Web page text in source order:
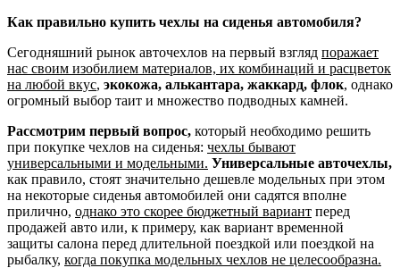
Как правильно купить чехлы на сиденья автомобиля?
Сегодняшний рынок авточехлов на первый взгляд поражает
нас своим изобилием материалов, их комбинаций и расцветок
на любой вкус, экокожа, алькантара, жаккард, флок, однако
огромный выбор таит и множество подводных камней.
Рассмотрим первый вопрос, который необходимо решить
при покупке чехлов на сиденья: чехлы бывают
универсальными и модельными. Универсальные авточехлы,
как правило, стоят значительно дешевле модельных при этом
на некоторые сиденья автомобилей они садятся вполне
прилично, однако это скорее бюджетный вариант перед
продажей авто или, к примеру, как вариант временной
защиты салона перед длительной поездкой или поездкой на
рыбалку, когда покупка модельных чехлов не целесообразна.